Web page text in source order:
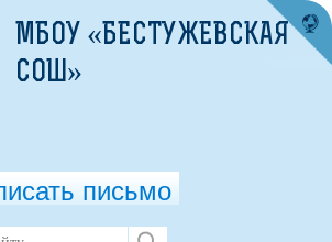
МБОУ «БЕСТУЖЕВСКАЯ
СОШ»
письмо